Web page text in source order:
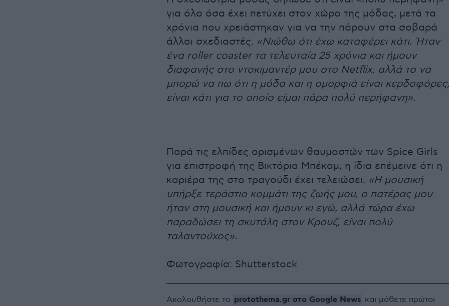
για όλα όσα έχει πετύχει στον χώρο της μόδας, μετά τα
χρόνια που χρειάστηκαν για να την πάρουν στα σοβαρά
άλλοι σχεδιαστές. «Νιώθω ότι έχω καταφέρει κάτι. Ήταν
ένα roller coaster τα τελευταία 25 χρόνια και ήμουν
διαφανής στο ντοκιμαντέρ μου στο Netflix, αλλά το να
μπορώ να πω ότι η μόδα και η ομορφιά είναι κερδοφόρες,
είναι κάτι για το οποίο είμαι πάρα πολύ περήφανη».
Παρά τις ελπίδες ορισμένων θαυμαστών των Spice Girls
για επιστροφή της Βικτόρια Μπέκαμ, η ίδια επέμεινε ότι η
καριέρα της στο τραγούδι έχει τελειώσει. «Η μουσική
υπήρξε τεράστιο κομμάτι της ζωής μου, ο πατέρας μου
ήταν στη μουσική και ήμουν κι εγώ, αλλά τώρα έχω
παραδώσει τη σκυτάλη στον Κρουζ, είναι πολύ
ταλαντούχος».
Φωτογραφία: Shutterstock
Ακολουθήστε το protothema.gr στο Google News και μάθετε πρώτοι